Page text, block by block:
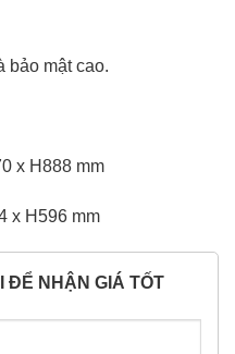
bảo mật cao.
x H888 mm
x H596 mm
ĐỂ NHẬN GIÁ TỐT